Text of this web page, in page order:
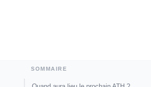
SOMMAIRE